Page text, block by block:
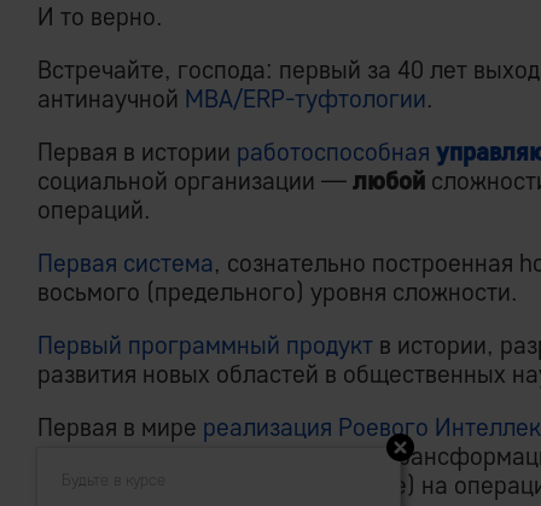
Будьте в курсе
И то верно.
Встречайте, господа: первый за 40 лет
антинаучной MBA/ERP-туфтологии.
Первая в истории работоспособная
социальной организации — любой
операций.
Первая система, сознательно построенная
восьмого (предельного) уровня сложности.
Первый программный продукт в истории,
развития новых областей в общественных
Первая в мире реализация Роевого
универсальная платформа для
безлюдное (Unmanned Enterprise) на